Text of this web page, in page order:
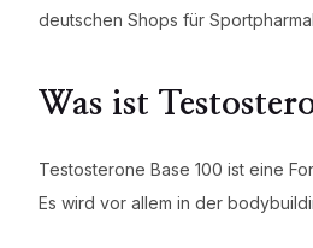
deutschen Shops für
Was ist
Testosterone Base 100 ist eine
Es wird vor allem in der